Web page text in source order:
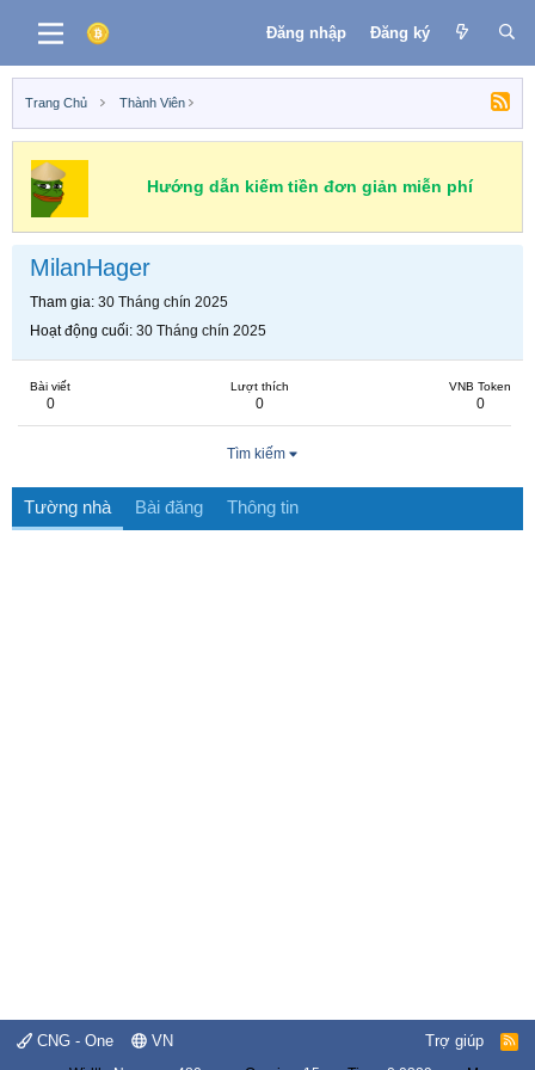
Đăng nhập Đăng ký
Trang Chủ Thành Viên
Hướng dẫn kiếm tiền đơn giản miễn phí
MilanHager
Tham gia 30 Tháng chín 2025
Hoạt động cuối 30 Tháng chín 2025
Bài viết
0
Lượt thích
0
VNB Token
0
Tìm kiếm
Tường nhà Bài đăng Thông tin
CNG - One VN Trợ giúp
R